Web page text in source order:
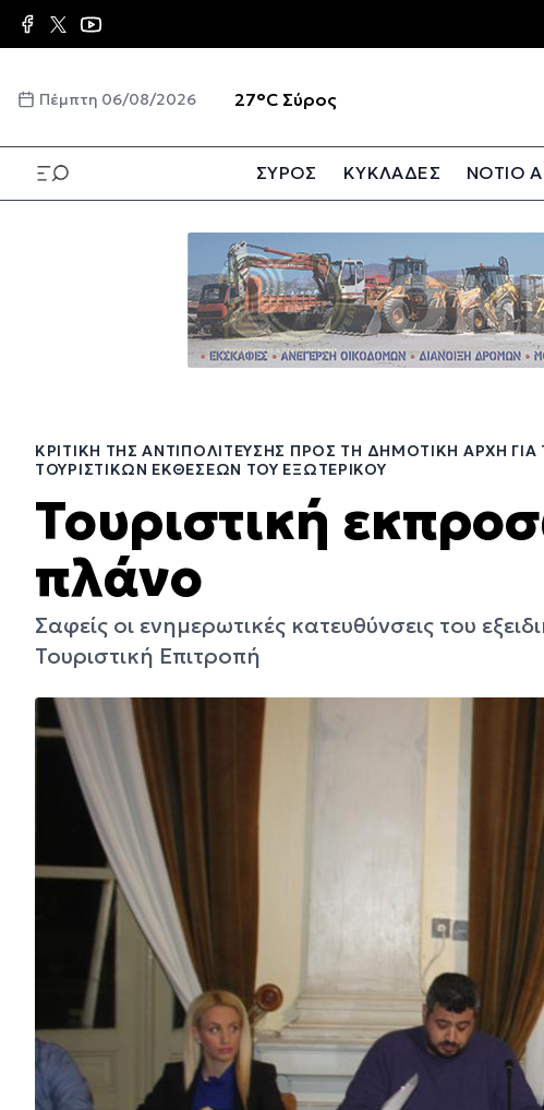
Παράκαμψη
προς
κυρίωςΠέμπτη 06/08/2026 27°C Σύρος
ΣΥΡΟΣ ΚΥΚΛΑΔΕΣ ΝΟΤΙΟ
ΚΡΙΤΙΚΉ ΤΗΣ ΑΝΤΙΠΟΛΊΤΕΥΣΗΣ ΠΡΟΣ ΤΗ ΔΗΜΟΤΙΚΉ ΑΡΧΉ
ΤΟΥΡΙΣΤΙΚΏΝ ΕΚΘΈΣΕΩΝ ΤΟΥ ΕΞΩΤΕΡΙΚΟΎ
Τουριστική
πλάνο
Σαφείς οι ενημερωτικές κατευθύνσεις του
Τουριστική Επιτροπή